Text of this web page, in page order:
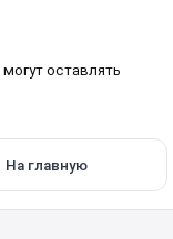
могут оставлять
На главную